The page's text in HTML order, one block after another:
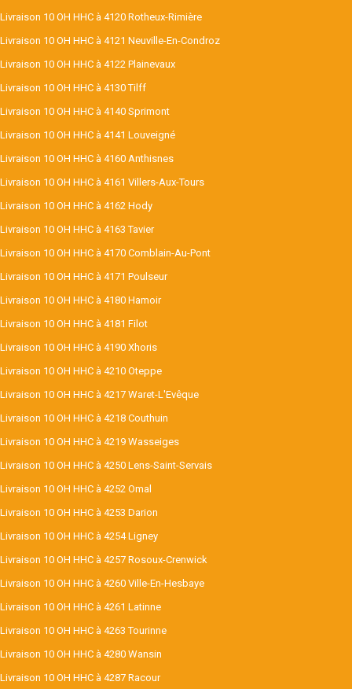
Livraison 10 OH HHC à 4120 Rotheux-Rimière
Livraison 10 OH HHC à 4121 Neuville-En-Condroz
Livraison 10 OH HHC à 4122 Plainevaux
Livraison 10 OH HHC à 4130 Tilff
Livraison 10 OH HHC à 4140 Sprimont
Livraison 10 OH HHC à 4141 Louveigné
Livraison 10 OH HHC à 4160 Anthisnes
Livraison 10 OH HHC à 4161 Villers-Aux-Tours
Livraison 10 OH HHC à 4162 Hody
Livraison 10 OH HHC à 4163 Tavier
Livraison 10 OH HHC à 4170 Comblain-Au-Pont
Livraison 10 OH HHC à 4171 Poulseur
Livraison 10 OH HHC à 4180 Hamoir
Livraison 10 OH HHC à 4181 Filot
Livraison 10 OH HHC à 4190 Xhoris
Livraison 10 OH HHC à 4210 Oteppe
Livraison 10 OH HHC à 4217 Waret-L'Evêque
Livraison 10 OH HHC à 4218 Couthuin
Livraison 10 OH HHC à 4219 Wasseiges
Livraison 10 OH HHC à 4250 Lens-Saint-Servais
Livraison 10 OH HHC à 4252 Omal
Livraison 10 OH HHC à 4253 Darion
Livraison 10 OH HHC à 4254 Ligney
Livraison 10 OH HHC à 4257 Rosoux-Crenwick
Livraison 10 OH HHC à 4260 Ville-En-Hesbaye
Livraison 10 OH HHC à 4261 Latinne
Livraison 10 OH HHC à 4263 Tourinne
Livraison 10 OH HHC à 4280 Wansin
Livraison 10 OH HHC à 4287 Racour